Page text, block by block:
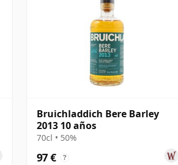
Bruichladdich Bere Barley
2013 10 años
70cl • 50%
97 € ?